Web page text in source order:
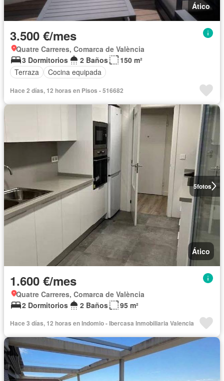
Ático
3.500 €/mes
Quatre Carreres, Comarca de València
3 Dormitorios
2 Baños
150 m²
Terraza
Cocina equipada
Hace 2 días, 12 horas en Pisos - 516682
5fotos
Ático
1.600 €/mes
Quatre Carreres, Comarca de València
2 Dormitorios
2 Baños 95 m²
Hace 3 días, 12 horas en Indomio - Ibercasa Inmobiliaria Valencia